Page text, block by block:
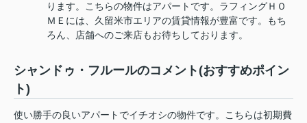
ります。こちらの物件はアパートです。ラフィングＨＯ
ＭＥには、久留米市エリアの賃貸情報が豊富です。もち
ろん、店舗へのご来店もお待ちしております。
シャンドゥ・フルールのコメント(おすすめポイン
ト)
使い勝手の良いアパートでイチオシの物件です。こちらは初期費